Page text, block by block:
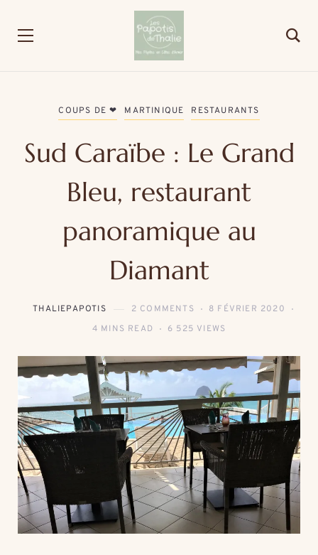
COUPS DE ❤ MARTINIQUE RESTAURANTS
Sud Caraïbe : Le Grand
Bleu, restaurant
panoramique au
Diamant
THALIEPAPOTIS 2 COMMENTS
8 FÉVRIER 2020
4 MINS READ
6 525 VIEWS